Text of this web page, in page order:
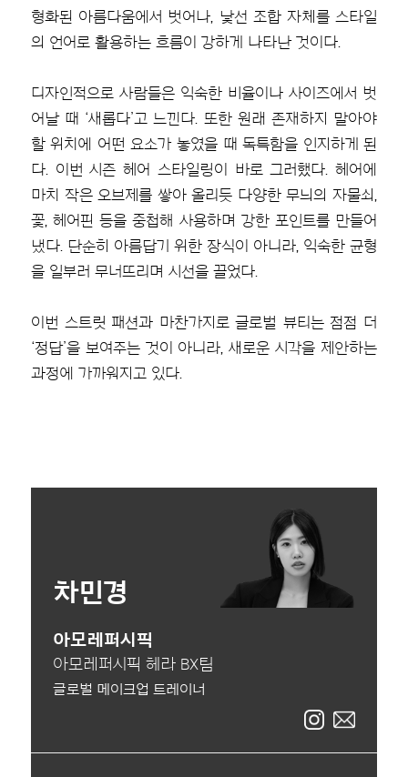
형화된 아름다움에서 벗어나, 낯선 조합 자체를 스타일
의 언어로 활용하는 흐름이 강하게 나타난 것이다.
디자인적으로 사람들은 익숙한 비율이나 사이즈에서 벗
어날 때 ‘새롭다’고 느낀다. 또한 원래 존재하지 말아야
할 위치에 어떤 요소가 놓였을 때 독특함을 인지하게 된
다. 이번 시즌 헤어 스타일링이 바로 그러했다. 헤어에
마치 작은 오브제를 쌓아 올리듯 다양한 무늬의 자물쇠,
꽃, 헤어핀 등을 중첩해 사용하며 강한 포인트를 만들어
냈다. 단순히 아름답기 위한 장식이 아니라, 익숙한 균형
을 일부러 무너뜨리며 시선을 끌었다.
이번 스트릿 패션과 마찬가지로 글로벌 뷰티는 점점 더
‘정답’을 보여주는 것이 아니라, 새로운 시각을 제안하는
과정에 가까워지고 있다.
차민경
아모레퍼시픽
아모레퍼시픽 헤라 BX팀
글로벌 메이크업 트레이너